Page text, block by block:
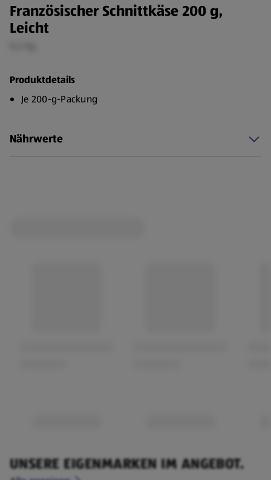
Französischer Schnittkäse 200 g,
Leicht
Produktdetails
Je 200-g-Packung
Nährwerte
UNSERE EIGENMARKEN IM ANGEBOT.